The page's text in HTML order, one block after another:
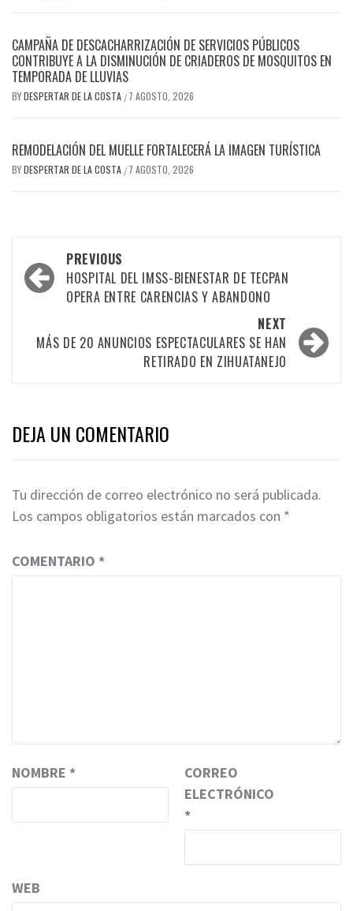
CAMPAÑA DE DESCACHARRIZACIÓN DE SERVICIOS PÚBLICOS
CONTRIBUYE A LA DISMINUCIÓN DE CRIADEROS DE MOSQUITOS EN
TEMPORADA DE LLUVIAS
BYDESPERTAR DE LA COSTA / 7 AGOSTO, 2026
REMODELACIÓN DEL MUELLE FORTALECERÁ LA IMAGEN TURÍSTICA
BYDESPERTAR DE LA COSTA / 7 AGOSTO, 2026
Post
navigation
PREVIOUS
HOSPITAL DEL IMSS-BIENESTAR DE TECPAN
OPERA ENTRE CARENCIAS Y ABANDONO
NEXT
MÁS DE 20 ANUNCIOS ESPECTACULARES SE HAN
RETIRADO EN ZIHUATANEJO
DEJA UN COMENTARIO
Tu dirección de correo electrónico no será publicada.
Los campos obligatorios están marcados con *
COMENTARIO *
NOMBRE *
CORREO
ELECTRÓNICO
*
WEB